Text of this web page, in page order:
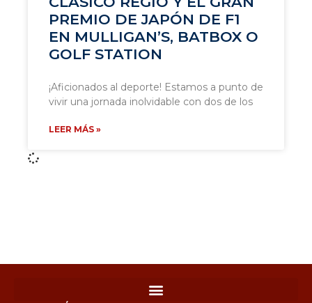
PREMIO DE JAPÓN DE F1
EN MULLIGAN’S, BATBOX O
GOLF STATION
¡Aficionados al deporte! Estamos a punto de
vivir una jornada inolvidable con dos de los
LEER MÁS »